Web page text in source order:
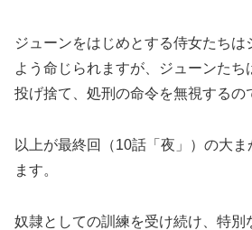
ジューンをはじめとする侍女たちは
よう命じられますが、ジューンたち
投げ捨て、処刑の命令を無視するの
以上が最終回（10話「夜」）の大ま
ます。
奴隷としての訓練を受け続け、特別